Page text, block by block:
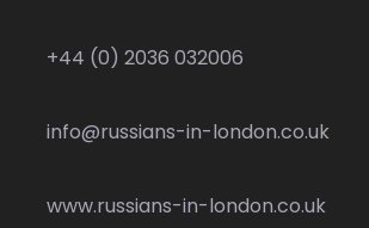
+44 (0) 2036 032006
info@russians-in-london.co.uk
www.russians-in-london.co.uk